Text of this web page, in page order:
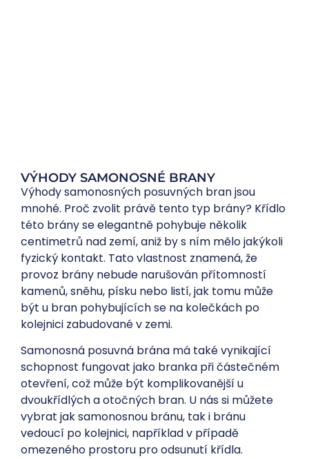
VÝHODY SAMONOSNÉ BRANY
Výhody samonosných posuvných bran jsou
mnohé. Proč zvolit právě tento typ brány? Křídlo
této brány se elegantně pohybuje několik
centimetrů nad zemí, aniž by s ním mělo jakýkoli
fyzický kontakt. Tato vlastnost znamená, že
provoz brány nebude narušován přítomností
kamenů, sněhu, písku nebo listí, jak tomu může
být u bran pohybujících se na kolečkách po
kolejnici zabudované v zemi.
Samonosná posuvná brána má také vynikající
schopnost fungovat jako branka při částečném
otevření, což může být komplikovanější u
dvoukřídlých a otočných bran. U nás si můžete
vybrat jak samonosnou bránu, tak i bránu
vedoucí po kolejnici, například v případě
omezeného prostoru pro odsunutí křídla.